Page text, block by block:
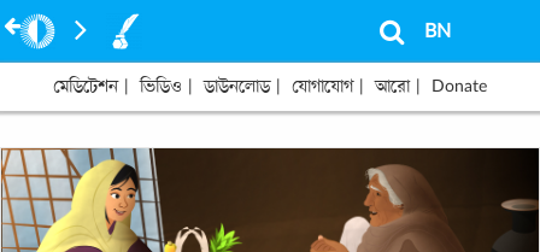
BN
মেডিটেশন ভিডিও ডাউনলোড যোগাযোগ আরো Donate